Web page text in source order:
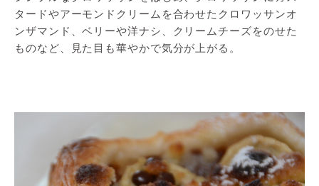
タードやアーモンドクリームを合わせたクロワッサンオ
ンザマンド、ベリーや洋ナシ、クリームチーズをのせた
ものなど、見た目も華やかで気分が上がる。